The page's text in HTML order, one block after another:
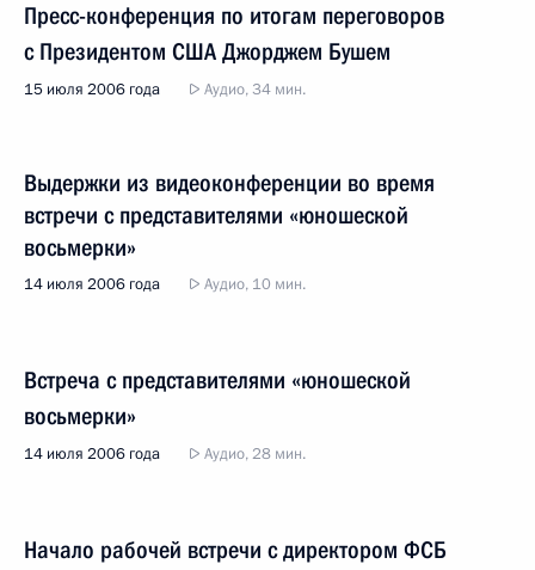
Пресс-конференция по итогам переговоров
с Президентом США Джорджем Бушем
15 июля 2006 года Аудио, 34 мин.
Выдержки из видеоконференции во время
встречи с представителями «юношеской
восьмерки»
14 июля 2006 года Аудио, 10 мин.
Встреча с представителями «юношеской
восьмерки»
14 июля 2006 года Аудио, 28 мин.
Начало рабочей встречи с директором ФСБ